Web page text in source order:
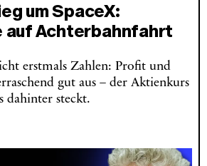
um SpaceX:
auf Achterbahnfahrt
erstmals Zahlen: Profit und
gut aus – der Aktienkurs
dahinter steckt.